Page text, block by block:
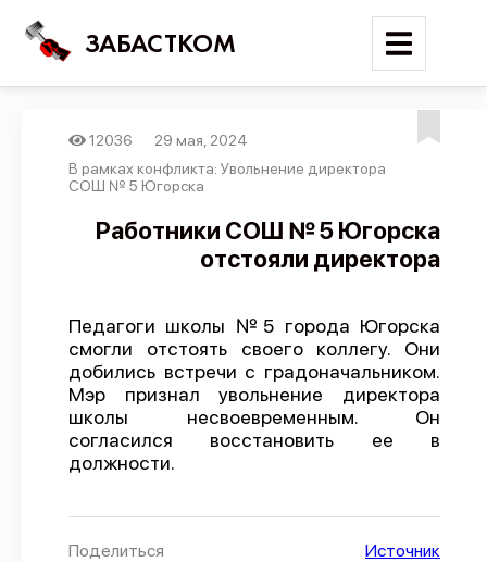
ЗАБАСТКОМ
Войти
Поиск
Новости
Трудовые конфликты
Отчеты
Предложить публикацию
Справочник
О проекте
Политика конфиденциальности
12036
29 мая, 2024
В рамках конфликта: Увольнение директора
СОШ № 5 Югорска
Работники СОШ № 5 Югорска
отстояли директора
Педагоги школы №5 города Югорска
смогли отстоять своего коллегу. Они
добились встречи с градоначальником.
Мэр признал увольнение директора
школы несвоевременным. Он
согласился восстановить ее в
должности.
Поделиться Источник